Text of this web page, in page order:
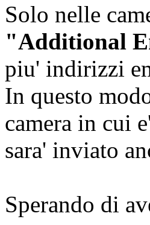
Solo nelle
"Additional
piu' indirizzi
In questo
camera in cui
sara' inviato
Sperando di